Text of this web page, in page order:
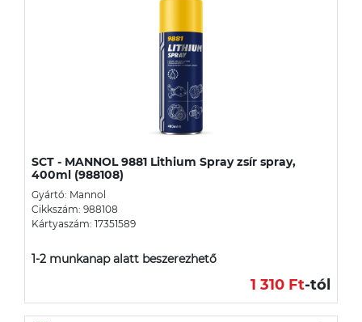
SCT - MANNOL 9881 Lithium Spray zsír spray,
400ml (988108)
Gyártó: Mannol
Cikkszám: 988108
Kártyaszám: 17351589
1-2 munkanap alatt beszerezhető
1 310 Ft-tól